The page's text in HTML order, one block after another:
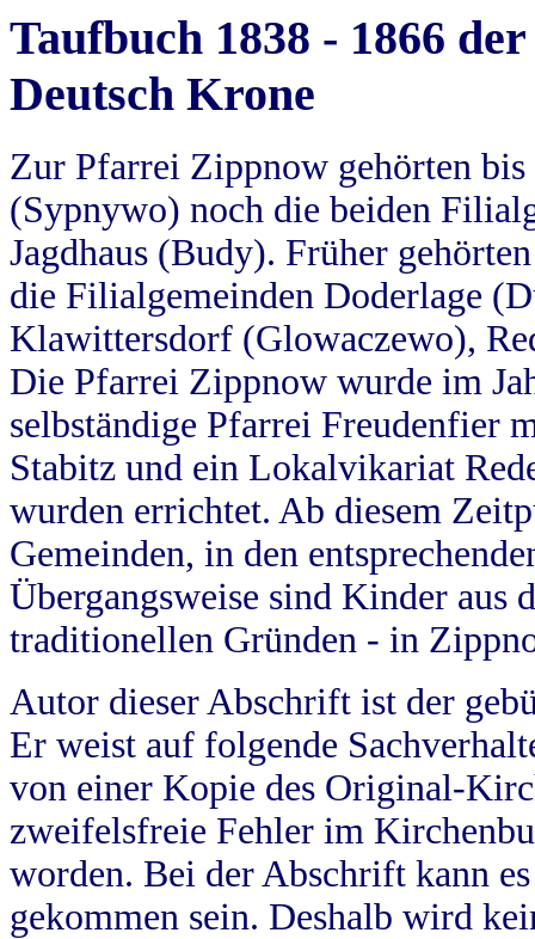
Taufbuch 1838 - 1866
Deutsch Krone
Zur Pfarrei Zippnow gehörten
(Sypnywo) noch die beiden
Jagdhaus (Budy). Früher
die Filialgemeinden Doderlage
Klawittersdorf (Glowaczewo),
Die Pfarrei Zippnow wurde im
selbständige Pfarrei Freudenfier
Stabitz und ein Lokalvikariat
wurden errichtet. Ab diesem
Gemeinden, in den
Übergangsweise sind Kinder aus
traditionellen Gründen - in
Autor dieser Abschrift ist der
Er weist auf folgende
von einer Kopie des Original-
zweifelsfreie Fehler im
worden. Bei der Abschrift kann
gekommen sein. Deshalb wird